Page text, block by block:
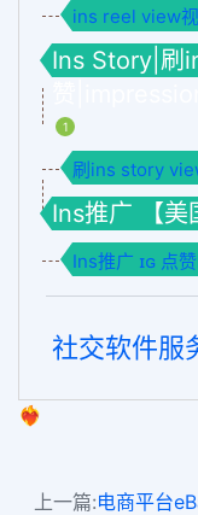
ins reel view
Ins Story|刷
1
刷ins story
Ins推广 【美
Ins推广 ɪɢ 点
社交软件
❤️‍🔥
上一篇:电商平台